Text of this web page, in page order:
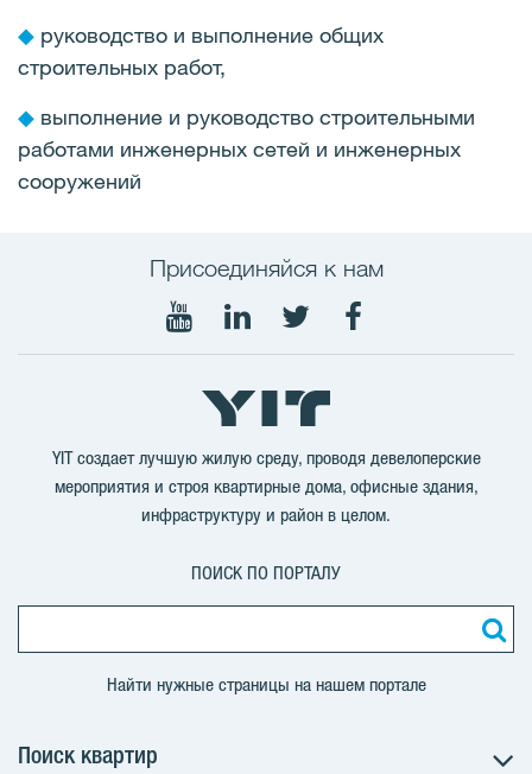
◆ руководство и выполнение общих
строительных работ,
◆ выполнение и руководство строительными
работами инженерных сетей и инженерных
сооружений
Присоединяйся к нам
Мы
YouTube
Мы
в
LinkedIn
Мы
в
Twitter
Мы
YIT создает лучшую жилую среду, проводя девелоперские
мероприятия и строя квартирные дома, офисные здания,
инфраструктуру и район в целом.
ПОИСК ПО ПОРТАЛУ
Найти нужные страницы на нашем портале
Поиск квартир